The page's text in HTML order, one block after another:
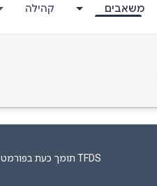
משאבים קהילה
TFDS תומך כעת בפורמט